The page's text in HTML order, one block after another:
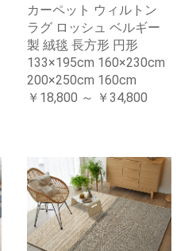
カーペット ウィルトン
ラグ ロッシュ ベルギー
製 絨毯 長方形 円形
133×195cm 160×230cm
200×250cm 160cm
￥18,800 ～ ￥34,800